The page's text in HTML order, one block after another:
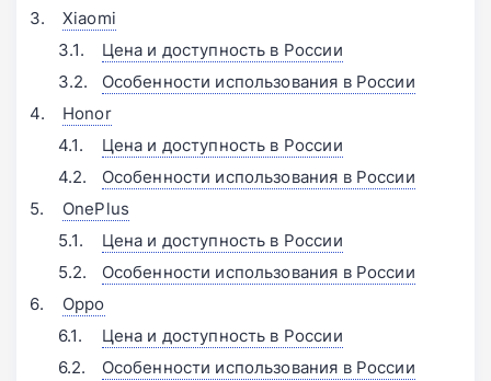
Xiaomi
Цена и доступность в России
Особенности использования в России
Honor
Цена и доступность в России
Особенности использования в России
OnePlus
Цена и доступность в России
Особенности использования в России
Oppo
Цена и доступность в России
Особенности использования в России